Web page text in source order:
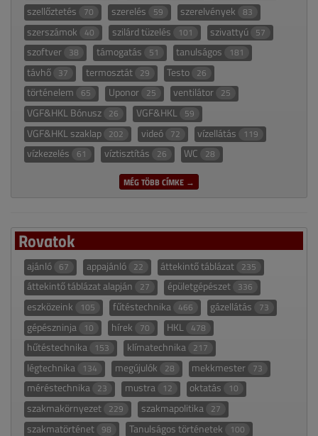
szellőztetés 70 szerelés 59 szerelvények 83
szerszámok 40 szilárd tüzelés 101 szivattyú 57
szoftver 38 támogatás 51 tanulságos 181
távhő 37 termosztát 29 Testo 26
történelem 65 Uponor 25 ventilátor 25
VGF&HKL Bónusz 26 VGF&HKL 59
VGF&HKL szaklap 202 videó 72 vízellátás 119
vízkezelés 61 víztisztítás 26 WC 28
MÉG TÖBB CÍMKE →
Rovatok
ajánló 67 appajánló 22 áttekintő táblázat 235
áttekintő táblázat alapján 27 épületgépészet 336
eszközeink 105 fűtéstechnika 466 gázellátás 73
gépészninja 10 hírek 70 HKL 478
hűtéstechnika 153 klímatechnika 217
légtechnika 134 megújulók 28 mekkmester 73
méréstechnika 23 mustra 12 oktatás 10
szakmakörnyezet 229 szakmapolitika 27
szakmatörténet 98 Tanulságos történetek 100